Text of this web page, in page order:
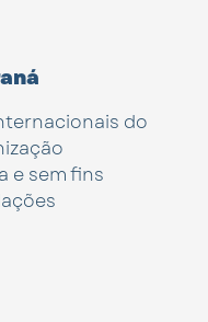
do
e sem fins